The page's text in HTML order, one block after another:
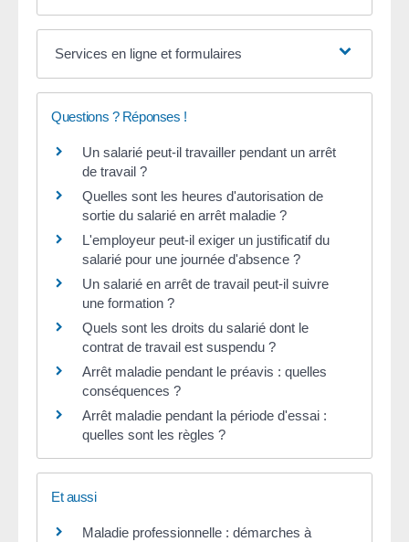
Services en ligne et formulaires
Questions ? Réponses !
Un salarié peut-il travailler pendant un arrêt
de travail ?
Quelles sont les heures d'autorisation de
sortie du salarié en arrêt maladie ?
L'employeur peut-il exiger un justificatif du
salarié pour une journée d'absence ?
Un salarié en arrêt de travail peut-il suivre
une formation ?
Quels sont les droits du salarié dont le
contrat de travail est suspendu ?
Arrêt maladie pendant le préavis : quelles
conséquences ?
Arrêt maladie pendant la période d'essai :
quelles sont les règles ?
Et aussi
Maladie professionnelle : démarches à